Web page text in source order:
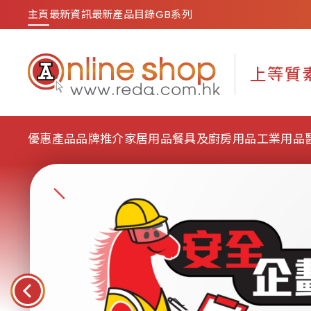
主頁最新資訊最新產品目錄GB系列
優惠產品品牌推介家居用品餐具及廚房用品工業用品